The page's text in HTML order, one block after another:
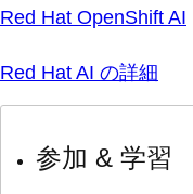
Red Hat OpenShift AI
Red Hat AI の詳細
参加 & 学習